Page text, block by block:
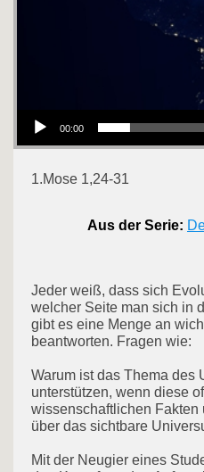
00:00
1.Mose 1,24-31
Aus der Serie:
Jeder weiß, dass sich
welcher Seite man sich in
gibt es eine Menge an
beantworten. Fragen wie:
Warum ist das Thema des
unterstützen, wenn diese
wissenschaftlichen
über das sichtbare
Mit der Neugier eines